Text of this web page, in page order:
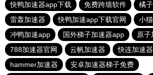
快鸭加速器app下载
免费跨墙软件
橘
雷轰加速器
快鸭加速app下载官网
小
冲鸭加速app
国外梯子加速器app
原子
788加速器官网
云帆加速器
快连加速
hammer加速器
安卓加速器梯子免费